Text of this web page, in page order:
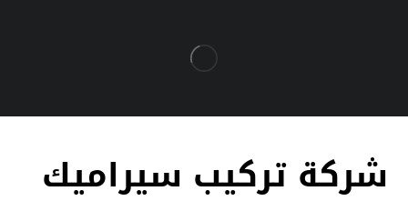
شركة تركيب سيراميك